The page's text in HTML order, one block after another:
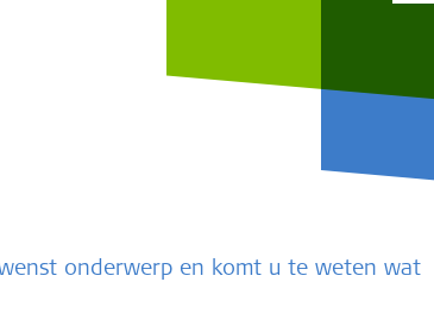
onderwerp en komt u te weten wat